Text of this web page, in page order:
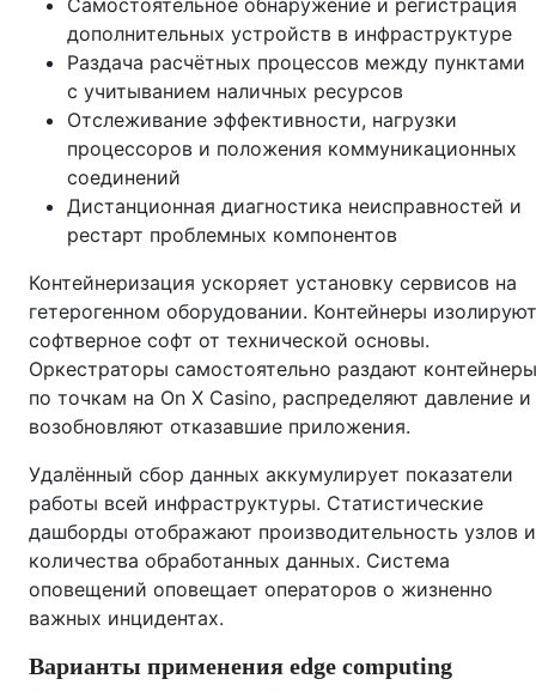
Самостоятельное обнаружение и регистрация
дополнительных устройств в инфраструктуре
Раздача расчётных процессов между пунктами
с учитыванием наличных ресурсов
Отслеживание эффективности, нагрузки
процессоров и положения коммуникационных
соединений
Дистанционная диагностика неисправностей и
рестарт проблемных компонентов
Контейнеризация ускоряет установку сервисов на
гетерогенном оборудовании. Контейнеры изолируют
софтверное софт от технической основы.
Оркестраторы самостоятельно раздают контейнеры
по точкам на On X Casino, распределяют давление и
возобновляют отказавшие приложения.
Удалённый сбор данных аккумулирует показатели
работы всей инфраструктуры. Статистические
дашборды отображают производительность узлов и
количества обработанных данных. Система
оповещений оповещает операторов о жизненно
важных инцидентах.
Варианты применения edge computing